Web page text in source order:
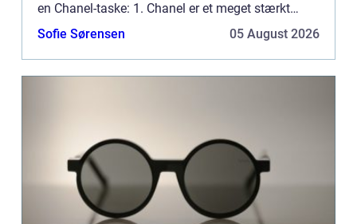
en Chanel-taske: 1. Chanel er et meget stærkt
mærke. Deres tasker er lavet med materialer og
Sofie Sørensen 05 August 2026